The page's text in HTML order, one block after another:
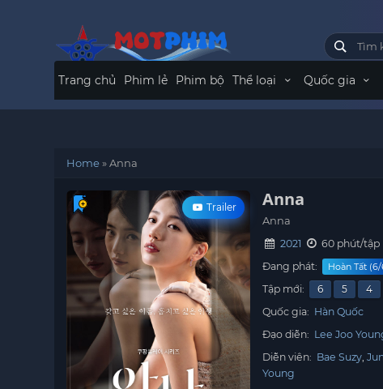
Trang chủ Phim lẻ Phim bộ Thể loại Quốc gia
Home»Anna
Trailer Anna
Anna
2021
60 phút/tập
Đang phát:
Hoàn Tất (6/
Tập mới: 6 5
4
Quốc gia: Hàn Quốc
Đạo diễn: Lee Joo
Diễn viên: Bae Suzy
Young